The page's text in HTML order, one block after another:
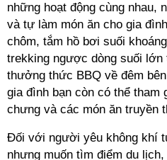
những hoạt động cùng nhau,
và tự làm món ăn cho gia
chôm, tắm hồ bơi suối
trekking ngược dòng suối
thưởng thức BBQ về đêm
gia đình bạn còn có thể tham
chưng và các món ăn truyền
Đối với người yêu không khí
nhưng muốn tìm điểm du